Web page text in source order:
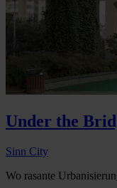
Under the
Sinn City
Wo rasante